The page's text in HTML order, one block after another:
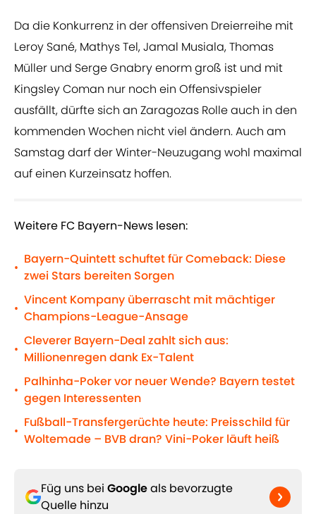
Da die Konkurrenz in der offensiven Dreierreihe mit
Leroy Sané, Mathys Tel, Jamal Musiala, Thomas
Müller und Serge Gnabry enorm groß ist und mit
Kingsley Coman nur noch ein Offensivspieler
ausfällt, dürfte sich an Zaragozas Rolle auch in den
kommenden Wochen nicht viel ändern. Auch am
Samstag darf der Winter-Neuzugang wohl maximal
auf einen Kurzeinsatz hoffen.
Weitere FC Bayern-News lesen:
•
Bayern-Quintett schuftet für Comeback: Diese
zwei Stars bereiten Sorgen
•
Vincent Kompany überrascht mit mächtiger
Champions-League-Ansage
•
Cleverer Bayern-Deal zahlt sich aus:
Millionenregen dank Ex-Talent
•
Palhinha-Poker vor neuer Wende? Bayern testet
gegen Interessenten
•
Fußball-Transfergerüchte heute: Preisschild für
Woltemade – BVB dran? Vini-Poker läuft heiß
Füg uns bei Googleals bevorzugte
Quelle hinzu